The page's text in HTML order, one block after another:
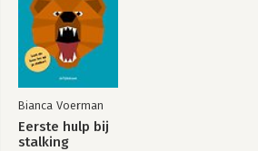
Bianca Voerman
Eerste hulp bij
stalking